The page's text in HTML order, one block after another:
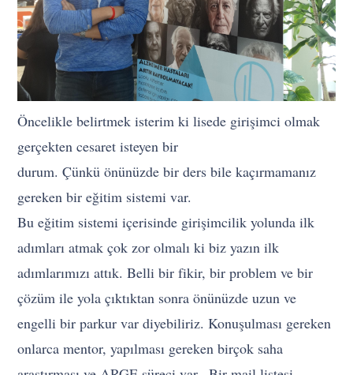
Öncelikle belirtmek isterim ki lisede girişimci olmak
gerçekten cesaret isteyen bir
durum. Çünkü önünüzde bir ders bile kaçırmamanız
gereken bir eğitim sistemi var.
Bu eğitim sistemi içerisinde girişimcilik yolunda ilk
adımları atmak çok zor olmalı ki biz yazın ilk
adımlarımızı attık. Belli bir fikir, bir problem ve bir
çözüm ile yola çıktıktan sonra önünüzde uzun ve
engelli bir parkur var diyebiliriz. Konuşulması gereken
onlarca mentor, yapılması gereken birçok saha